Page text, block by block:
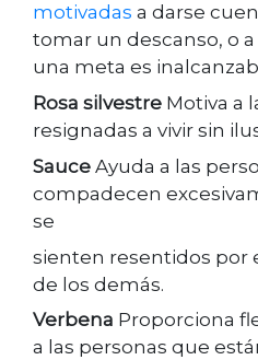
motivadas a darse
tomar un descanso, o
una meta es
Rosa silvestre Motiva a
resignadas a vivir sin
Sauce Ayuda a las
compadecen
se
sienten resentidos por
de los demás.
Verbena Proporciona
a las personas que